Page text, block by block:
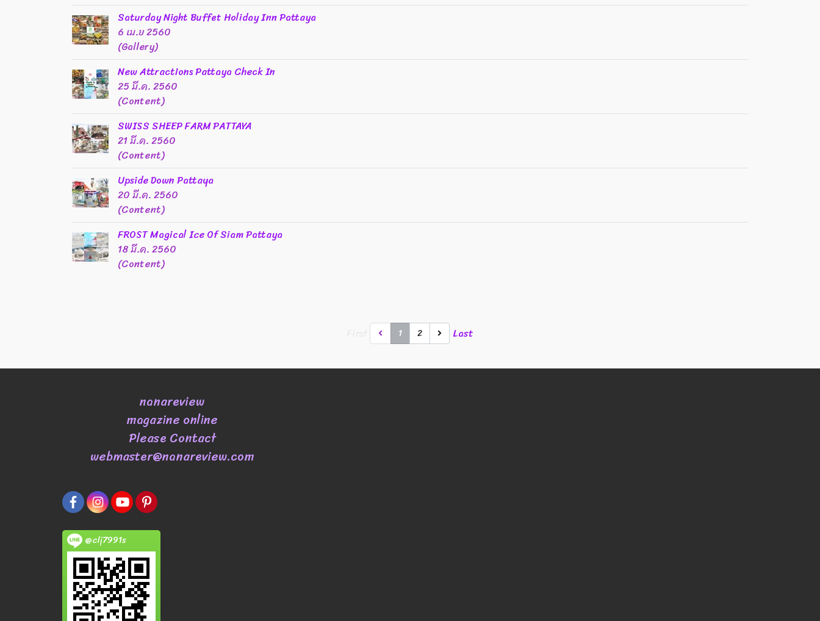
Saturday Night Buffet Holiday Inn Pattaya
6 เม.ย 2560
(Gallery)
New Attractions Pattaya Check In
25 มี.ค. 2560
(Content)
SWISS SHEEP FARM PATTAYA
21 มี.ค. 2560
(Content)
Upside Down Pattaya
20 มี.ค. 2560
(Content)
FROST Magical Ice Of Siam Pattaya
18 มี.ค. 2560
(Content)
1 2 Last
nanareview
magazine online
Please Contact
webmaster@nanareview.com
@clj7991s